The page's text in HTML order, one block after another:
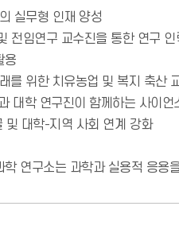
실무형 인재 양성
전임연구 교수진을 통한 연구 인
용
를 위한 치유농업 및 복지 축산
대학 연구진이 함께하는 사이언
및 대학-지역 사회 연계 강화
학 연구소는 과학과 실용적 응용